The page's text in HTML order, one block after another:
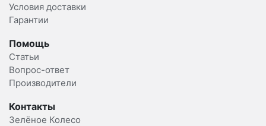
Условия доставки
Гарантии
Помощь
Статьи
Вопрос-ответ
Производители
Контакты
Зелёное Колесо